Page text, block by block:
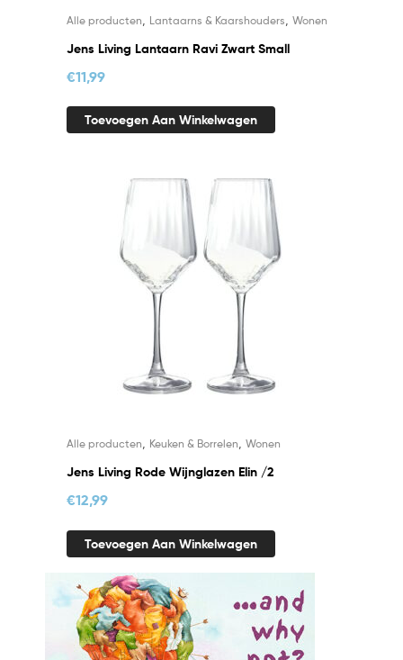
Alle producten Lantaarns & Kaarshouders Wonen
Jens Living Lantaarn Ravi Zwart Small
€11,99
Toevoegen Aan Winkelwagen
Alle producten Keuken & Borrelen Wonen
Jens Living Rode Wijnglazen Elin /2
€12,99
Toevoegen Aan Winkelwagen